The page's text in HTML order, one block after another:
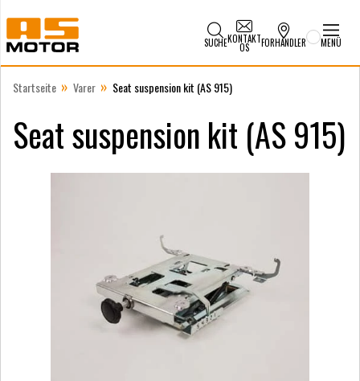
SUCHEKONTAKT
OS FORHANDLER MENÜ
Startseite » Varer » Seat suspension kit (AS 915)
Seat suspension kit (AS 915)